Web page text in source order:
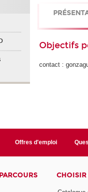
Objectifs
contact :
Offres d'emploi